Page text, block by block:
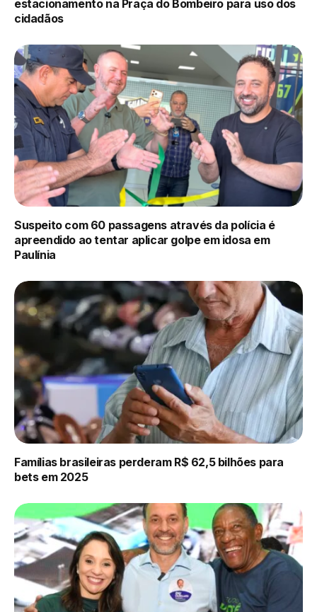
estacionamento na Praça do Bombeiro para uso dos
cidadãos
Suspeito com 60 passagens através da polícia é
apreendido ao tentar aplicar golpe em idosa em
Paulínia
Famílias brasileiras perderam R$ 62,5 bilhões para
bets em 2025